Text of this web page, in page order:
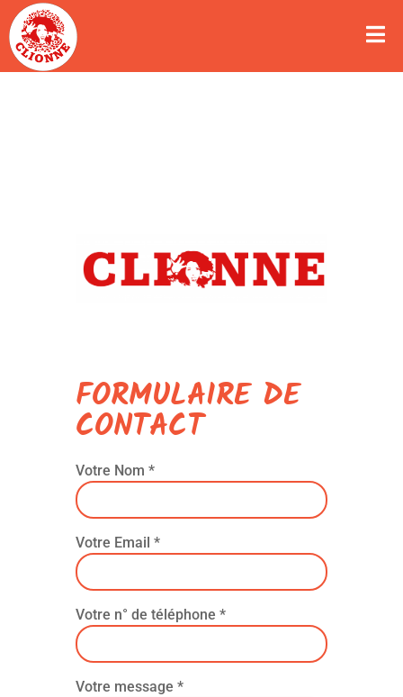
FORMULAIRE DE
CONTACT
Votre Nom *
Votre Email *
Votre n° de téléphone *
Votre message *